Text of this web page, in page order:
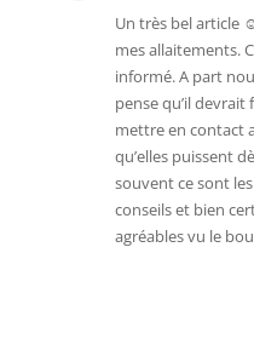
Un très bel article
mes allaitements.
informé. A part
pense qu’il
mettre en contact
qu’elles puissent
souvent ce sont
conseils et bien
agréables vu le